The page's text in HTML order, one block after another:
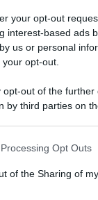
your opt-out
interest-based ads
us or personal
opt-out.
opt-out of the
by third parties on
also be disclosed
parties.
Opt Outs
of the Sharing of my
N. 35792 –
NAZIONALE
PREFERENZE PRIVACY